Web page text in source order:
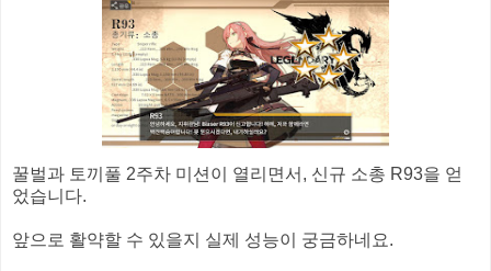
꿀벌과 토끼풀 2주차 미션이 열리면서, 신규 소총 R93을 얻
었습니다.
앞으로 활약할 수 있을지 실제 성능이 궁금하네요.